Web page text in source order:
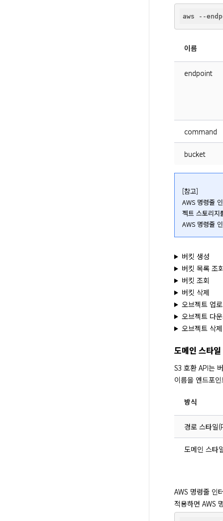
이름
endpoint
command
bucket
[참고]
AWS 명령줄
젝트 스토리지
AWS 명령줄
버킷 생성
버킷 목록 조
버킷 조회
버킷 삭제
오브젝트 업
오브젝트 다
오브젝트 삭제
도메인 스타
S3 호환 API는
이름을 엔드포
방식
경로 스타일
도메인 스타
AWS 명령줄 인
적용하면 AWS